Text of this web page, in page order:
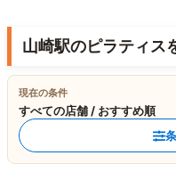
山崎駅のピラティス
現在の条件
すべての店舗 / おすすめ順